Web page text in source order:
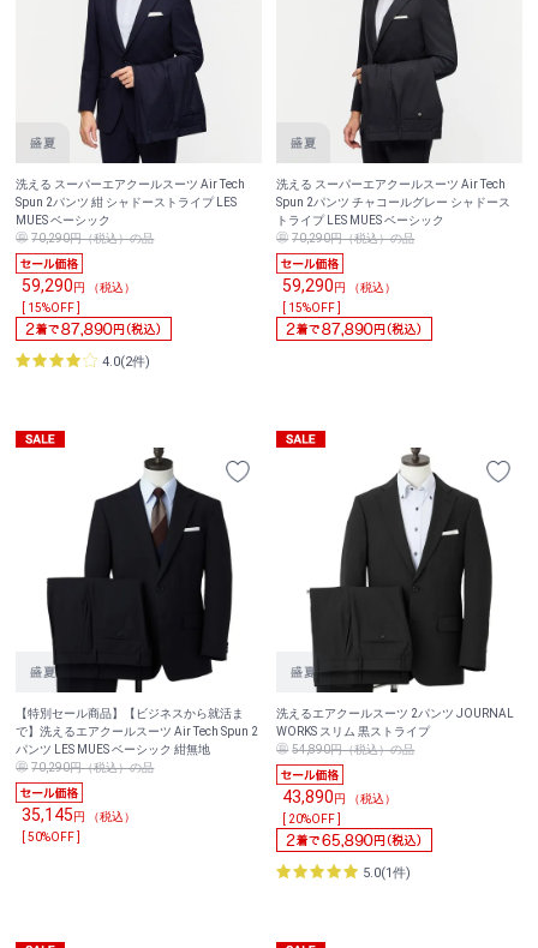
洗える スーパーエアクールスーツ Air Tech
Spun 2パンツ 紺 シャドーストライプ LES
MUES ベーシック
70,290円（税込）の品
59,290円 （税込）
[ 15%OFF ]
4.0(2件)
洗える スーパーエアクールスーツ Air Tech
Spun 2パンツ チャコールグレー シャドース
トライプ LES MUES ベーシック
70,290円（税込）の品
59,290円 （税込）
[ 15%OFF ]
【特別セール商品】【ビジネスから就活ま
で】洗えるエアクールスーツ Air Tech Spun 2
パンツ LES MUES ベーシック 紺無地
70,290円（税込）の品
35,145円 （税込）
[ 50%OFF ]
洗えるエアクールスーツ 2パンツ JOURNAL
WORKS スリム 黒ストライプ
54,890円（税込）の品
43,890円 （税込）
[ 20%OFF ]
5.0(1件)